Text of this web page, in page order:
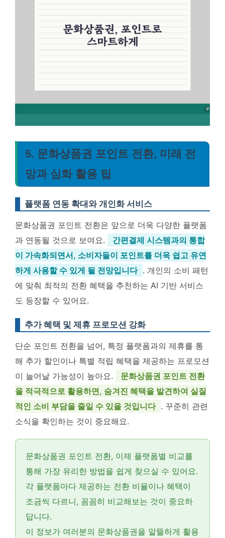
5. 문화상품권 포인트 전환, 미래 전
망과 심화 활용 팁
플랫폼 연동 확대와 개인화 서비스
문화상품권 포인트 전환은 앞으로 더욱 다양한 플랫폼
과 연동될 것으로 보여요.
간편결제 시스템과의 통합
이 가속화되면서, 소비자들이 포인트를 더욱 쉽고 유연
하게 사용할 수 있게 될 전망입니다 . 개인의 소비 패턴
에 맞춰 최적의 전환 혜택을 추천하는 AI 기반 서비스
도 등장할 수 있어요.
추가 혜택 및 제휴 프로모션 강화
단순 포인트 전환을 넘어, 특정 플랫폼과의 제휴를 통
해 추가 할인이나 특별 적립 혜택을 제공하는 프로모션
이 늘어날 가능성이 높아요.
문화상품권 포인트 전환
을 적극적으로 활용하면, 숨겨진 혜택을 발견하여 실질
적인 소비 부담을 줄일 수 있을 것입니다 . 꾸준히 관련
소식을 확인하는 것이 중요해요.
문화상품권 포인트 전환, 이제 플랫폼별 비교를
통해 가장 유리한 방법을 쉽게 찾으실 수 있어요.
각 플랫폼마다 제공하는 전환 비율이나 혜택이
조금씩 다르니, 꼼꼼히 비교해보는 것이 중요하
답니다.
이 정보가 여러분의 문화상품권을 알뜰하게 활용